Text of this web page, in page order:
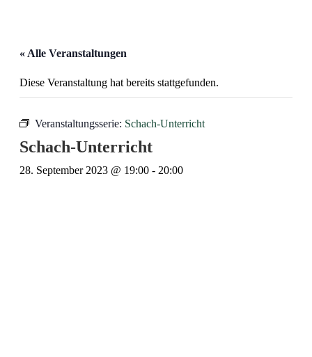
« Alle Veranstaltungen
Diese Veranstaltung hat bereits stattgefunden.
Veranstaltungsserie: Schach-Unterricht
Schach-Unterricht
28. September 2023 @ 19:00 - 20:00